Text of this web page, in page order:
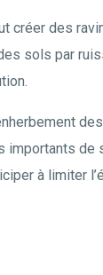
créer des
sols par
de
à limiter